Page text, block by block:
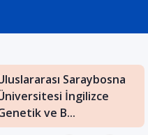
Budapeşte’de Mimarlık
Bölümü Olan
Üniversiteler